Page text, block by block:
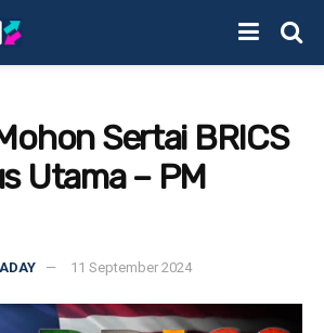
Sertai BRICS
Utama – PM
11 September 2024